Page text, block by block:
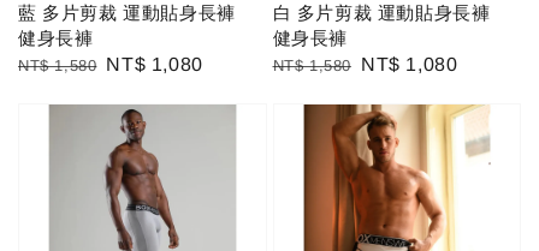
藍 多片剪裁 運動貼身長褲
健身長褲
Regular
NT$ 1,580 Sale
NT$ 1,080
白 多片剪裁 運動貼身長褲
健身長褲
Regular
NT$ 1,580
Sale
NT$ 1,080